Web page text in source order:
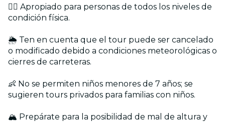
🏋️‍♂️ Apropiado para personas de todos los niveles de
condición física.
🌦️ Ten en cuenta que el tour puede ser cancelado
o modificado debido a condiciones meteorológicas o
cierres de carreteras.
👶 No se permiten niños menores de 7 años; se
sugieren tours privados para familias con niños.
🏔️ Prepárate para la posibilidad de mal de altura y